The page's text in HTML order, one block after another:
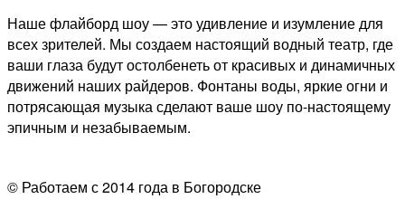
Наше флайборд шоу — это удивление и изумление для
всех зрителей. Мы создаем настоящий водный театр, где
ваши глаза будут остолбенеть от красивых и динамичных
движений наших райдеров. Фонтаны воды, яркие огни и
потрясающая музыка сделают ваше шоу по-настоящему
эпичным и незабываемым.
© Работаем с 2014 года в Богородске